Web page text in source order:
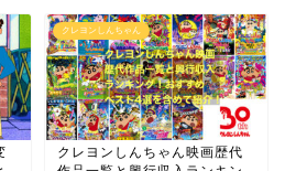
クレヨンしんちゃん
クレヨンしんちゃん映画歴代